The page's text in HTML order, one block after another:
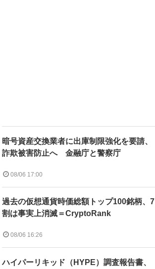
暗号資産交換業者に出庫制限強化を要請、
詐欺被害防止へ 金融庁と警察庁
08/06 17:00
過去の仮想通貨時価総額トップ100銘柄、7
割は事実上消滅＝CryptoRank
08/06 16:26
ハイパーリキッド（HYPE）調査報告書、